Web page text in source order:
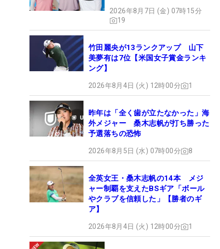
2026年8月7日 (金) 07時15分
19
竹田麗央が13ランクアップ 山下
美夢有は7位【米国女子賞金ランキ
ング】
2026年8月4日 (火) 12時00分 1
昨年は「全く歯が立たなかった」海
外メジャー 桑木志帆が打ち勝った
予選落ちの恐怖
2026年8月5日 (水) 07時00分 8
全英女王・桑木志帆の14本 メジ
ャー制覇を支えたBSギア「ボール
やクラブを信頼した」【勝者のギ
ア】
2026年8月4日 (火) 12時00分 1